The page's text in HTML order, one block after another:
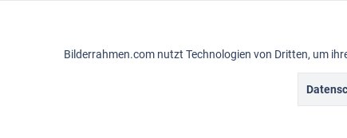
Vintagerahmen
Bilderrahmen.com nutzt Technologien von Dritten, um